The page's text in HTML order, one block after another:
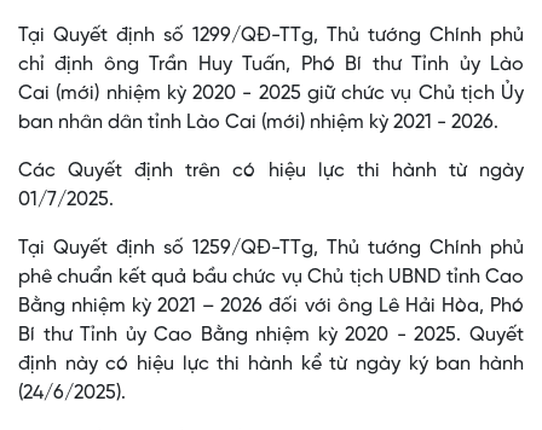
Tại Quyết định số 1299/QĐ-TTg, Thủ tướng Chính phủ
chỉ định ông Trần Huy Tuấn, Phó Bí thư Tỉnh ủy Lào
Cai (mới) nhiệm kỳ 2020 - 2025 giữ chức vụ Chủ tịch Ủy
ban nhân dân tỉnh Lào Cai (mới) nhiệm kỳ 2021 - 2026.
Các Quyết định trên có hiệu lực thi hành từ ngày
01/7/2025.
Tại Quyết định số 1259/QĐ-TTg, Thủ tướng Chính phủ
phê chuẩn kết quả bầu chức vụ Chủ tịch UBND tỉnh Cao
Bằng nhiệm kỳ 2021 – 2026 đối với ông Lê Hải Hòa, Phó
Bí thư Tỉnh ủy Cao Bằng nhiệm kỳ 2020 - 2025. Quyết
định này có hiệu lực thi hành kể từ ngày ký ban hành
(24/6/2025).